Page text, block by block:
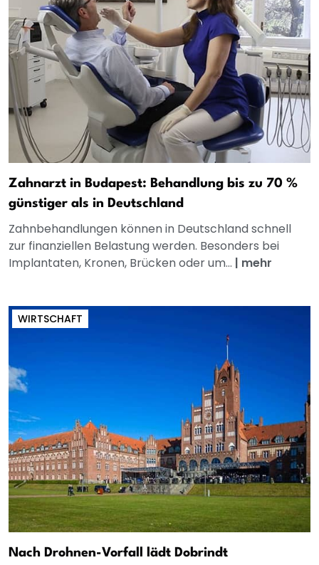
Zahnarzt in Budapest: Behandlung bis zu 70 %
günstiger als in Deutschland
Zahnbehandlungen können in Deutschland schnell
zur finanziellen Belastung werden. Besonders bei
Implantaten, Kronen, Brücken oder um... | mehr
WIRTSCHAFT
Nach Drohnen-Vorfall lädt Dobrindt